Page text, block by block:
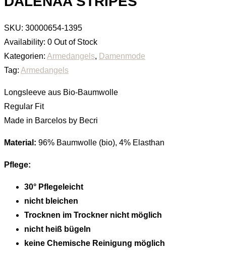
SKU: 30000654-1395
Availability: 0 Out of Stock
Kategorien: Armedangels, Damenmode
Tag: Armedangels
Longsleeve aus Bio-Baumwolle
Regular Fit
Made in Barcelos by Becri
Material: 96% Baumwolle (bio), 4% Elasthan
Pflege:
30° Pflegeleicht
nicht bleichen
Trocknen im Trockner nicht möglich
nicht heiß bügeln
keine Chemische Reinigung möglich